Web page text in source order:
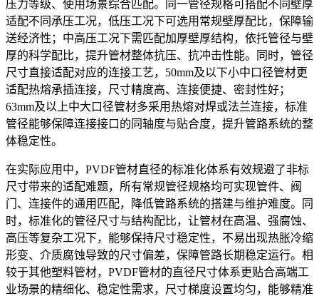
压力等级、使用场景综合匹配。同一管径规格可搭配不同壁厚
适配不同承压工况，低压工况下可选用常规壁厚配比，保障输
送经济性；中高压工况下需匹配加厚壁厚结构，依托管径与壁
厚的科学配比，提升管材整体抗压、抗冲击性能。同时，管径
尺寸直接适配对应的连接工艺，50mm及以下小中口径管材更
适配热熔承插连接，尺寸精度高、连接便捷、密封性好；
63mm及以上中大口径管材多采用热熔对焊或法兰连接，标准
管径能够保障连接接口的同轴度与贴合度，提升管路系统的整
体稳定性。
在实际应用中，PVDF管材直径的标准化体系有效规避了非标
尺寸带来的适配难题，所有常规管径规格均可实现管件、阀
门、连接件的通用匹配，降低管路系统的搭建与维护难度。同
时，标准化的管径尺寸与结构配比，让管材在高温、强腐蚀、
高压等复杂工况下，能够保持尺寸稳定性，不易出现热胀冷缩
形变、介质腐蚀导致的尺寸偏差，保障管路长期稳定运行。相
较于其他塑料管材，PVDF管材的直径尺寸体系更贴合高端工
业场景的精细化、稳定性需求，尺寸梯度设置均匀，能够精准